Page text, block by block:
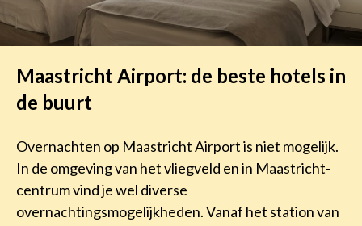
Maastricht Airport: de beste hotels in
de buurt
Overnachten op Maastricht Airport is niet mogelijk.
In de omgeving van het vliegveld en in Maastricht-
centrum vind je wel diverse
overnachtingsmogelijkheden. Vanaf het station van